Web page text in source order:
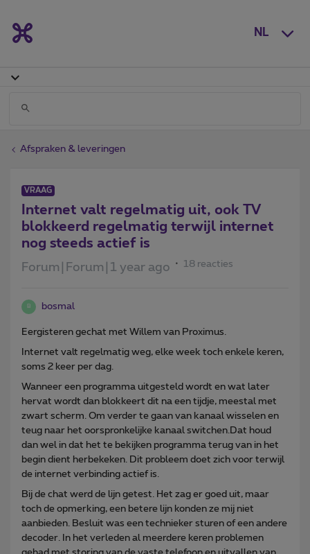
NL
Afspraken & leveringen
VRAAG
Internet valt regelmatig uit, ook TV
blokkeerd regelmatig terwijl internet
nog steeds actief is
Forum|Forum|1 year ago 18 reacties
B bosmal
Eergisteren gechat met Willem van Proximus.
Internet valt regelmatig weg, elke week toch enkele keren,
soms 2 keer per dag.
Wanneer een programma uitgesteld wordt en wat later
hervat wordt dan blokkeert dit na een tijdje, meestal met
zwart scherm. Om verder te gaan van kanaal wisselen en
teug naar het oorspronkelijke kanaal switchen.Dat houd
dan wel in dat het te bekijken programma terug van in het
begin dient herbekeken. Dit probleem doet zich voor terwijl
de internet verbinding actief is.
Bij de chat werd de lijn getest. Het zag er goed uit, maar
toch de opmerking, een betere lijn konden ze mij niet
aanbieden. Besluit was een technieker sturen of een andere
decoder. In het verleden al meerdere keren problemen